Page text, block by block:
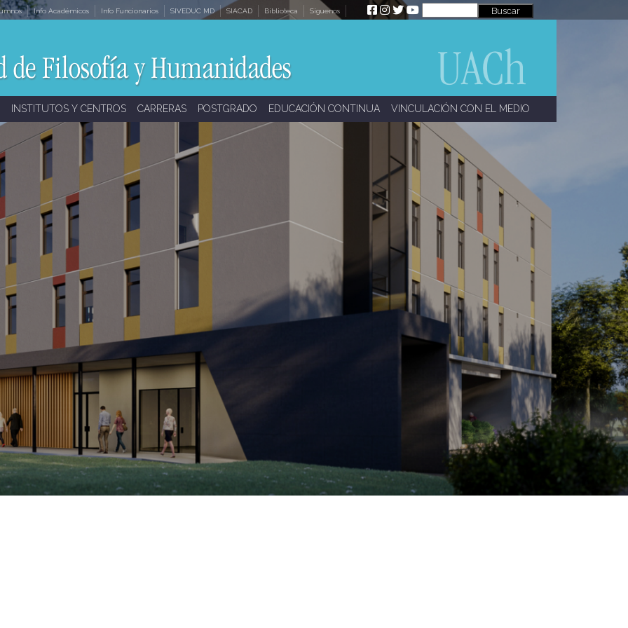
Info Académicos Info Funcionarios SIVEDUC MD SIACAD Biblioteca Síguenos
INSTITUTOS Y CENTROS CARRERAS POSTGRADO EDUCACIÓN CONTINUA VINCULACIÓN CON EL MEDIO